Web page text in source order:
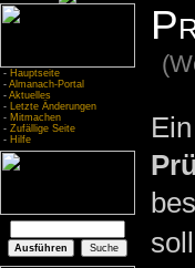
- Hauptseite
- Almanach-Portal
- Aktuelles
- Letzte Änderungen
- Mitmachen
- Zufällige Seite
- Hilfe
soll